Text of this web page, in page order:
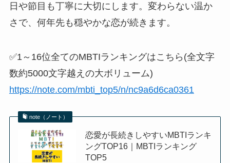
日や節目も丁寧に大切にします。変わらない温か
さで、何年先も穏やかな恋が続きます。
✅1～16位全てのMBTIランキングはこちら(全文字
数約5000文字越えの大ボリューム)
https://note.com/mbti_top5/n/nc9a6d6ca0361
note（ノート）
恋愛が長続きしやすいMBTIランキ
ングTOP16｜MBTIランキング
TOP5